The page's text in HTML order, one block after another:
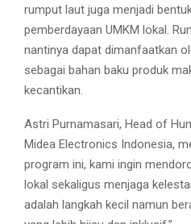
rumput laut juga menjadi
pemberdayaan UMKM lokal.
nantinya dapat dimanfaatkan
sebagai bahan baku produk
kecantikan.
Astri Purnamasari, Head of
Midea Electronics Indonesia,
program ini, kami ingin
lokal sekaligus menjaga
adalah langkah kecil namun